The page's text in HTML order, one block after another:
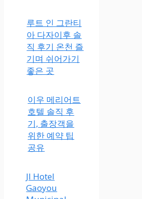
루트 인 그란티
아 다자이후 솔
직 후기 온천 즐
기며 쉬어가기
좋은 곳
이우 메리어트
호텔 솔직 후
기, 출장객을
위한 예약 팁
공유
JI Hotel
Gaoyou